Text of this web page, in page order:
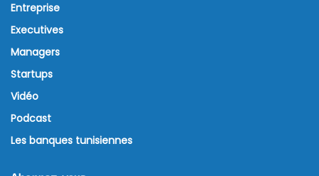
Entreprise
Executives
Managers
Startups
Vidéo
Podcast
Les banques tunisiennes